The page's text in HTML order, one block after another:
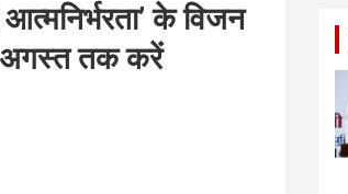
के विजन
अगस्त तक करें